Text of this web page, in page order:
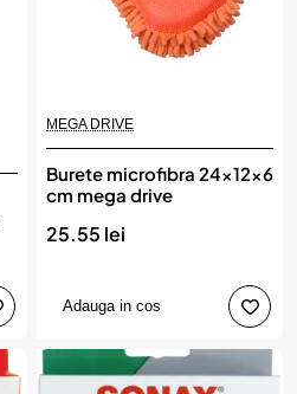
MEGA DRIVE
Burete microfibra 24x12x6
cm mega drive
25.55 lei
Adauga in cos